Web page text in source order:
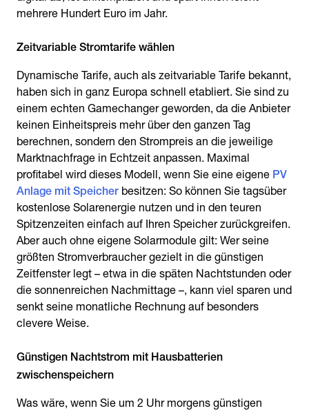
mehrere Hundert Euro im Jahr.
Dynamische Tarife, auch als zeitvariable Tarife bekannt,
haben sich in ganz Europa schnell etabliert. Sie sind zu
einem echten Gamechanger geworden, da die Anbieter
keinen Einheitspreis mehr über den ganzen Tag
berechnen, sondern den Strompreis an die jeweilige
Marktnachfrage in Echtzeit anpassen. Maximal
profitabel wird dieses Modell, wenn Sie eine eigene PV
Anlage mit Speicher besitzen: So können Sie tagsüber
kostenlose Solarenergie nutzen und in den teuren
Spitzenzeiten einfach auf Ihren Speicher zurückgreifen.
Aber auch ohne eigene Solarmodule gilt: Wer seine
größten Stromverbraucher gezielt in die günstigen
Zeitfenster legt – etwa in die späten Nachtstunden oder
die sonnenreichen Nachmittage –, kann viel sparen und
senkt seine monatliche Rechnung auf besonders
clevere Weise.
Günstigen Nachtstrom mit Hausbatterien
zwischenspeichern
Was wäre, wenn Sie um 2 Uhr morgens günstigen